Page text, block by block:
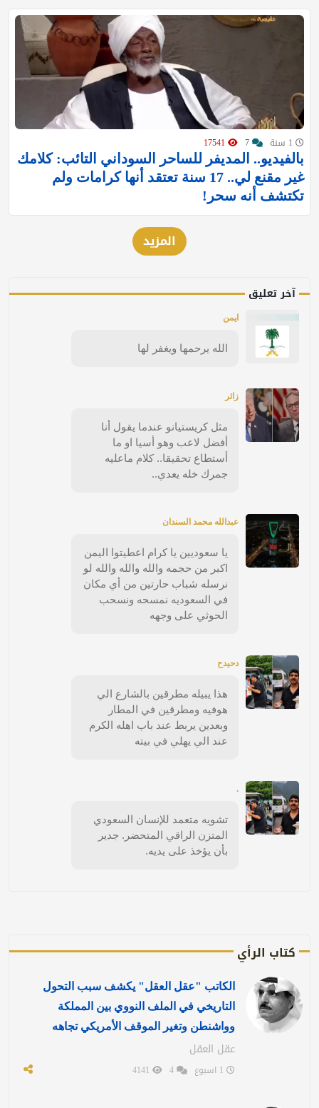
‏بالفيديو.. المديفر للساحر السوداني التائب: كلامك
غير مقنع لي.. 17 سنة تعتقد أنها كرامات ولم
تكتشف أنه سحر!
المزيد
آخر تعليق
ايمن
الله يرحمها ويغفر لها
زائر
مثل كريستيانو عندما يقول أنا
أفضل لاعب وهو أسيا او ما
أستطاع تحقيقا.. كلام ماعليه
جمرك خله يعدي..
عبدالله محمد السندان
يا سعوديين يا كرام اعطيتوا اليمن
اكبر من حجمه والله والله والله لو
نرسله شباب حارتين من أي مكان
في السعوديه نمسحه ونسحب
الحوثي على وجهه
دحيدح
هذا يبيله مطرقين بالشارع الي
هوفيه ومطرقين في المطار
وبعدين يربط عند باب اهله الكرم
عند الي يهلي في بيته
.
تشويه متعمد للإنسان السعودي
المتزن الراقي المتحضر. جدير
بأن يؤخذ على يديه.
كتاب الرأي
الكاتب "عقل العقل" يكشف سبب التحول
التاريخي في الملف النووي بين المملكة
وواشنطن وتغير الموقف الأمريكي تجاهه
عقل العقل